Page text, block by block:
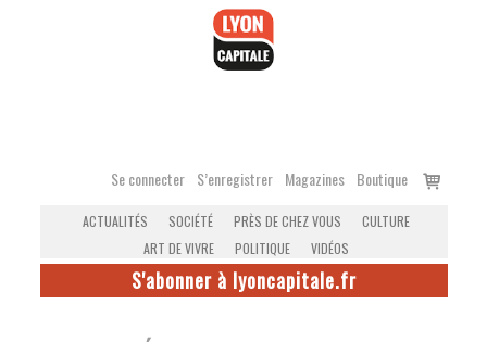
Se connecter S’enregistrer Magazines Boutique
Voir
ACTUALITÉS SOCIÉTÉ PRÈS DE CHEZ VOUS
CULTURE
ART DE VIVRE
POLITIQUE VIDÉOS
S'abonner à lyoncapitale.fr